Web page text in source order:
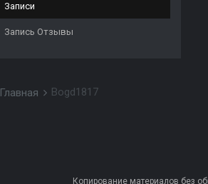
Записи
Запись Отзывы
Главная Bogd1817
Копирование материалов без